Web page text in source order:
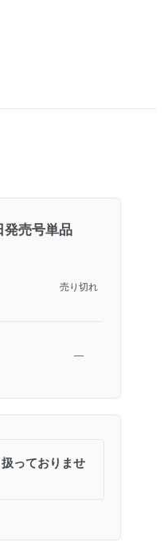
発売号単品
売り切れ
―
っておりませ